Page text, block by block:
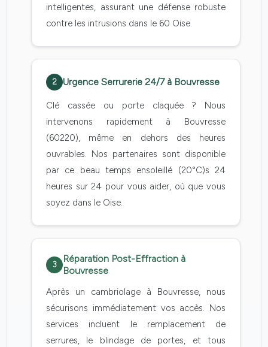
intelligentes, assurant une défense robuste
contre les intrusions dans le 60 Oise.
2 Urgence Serrurerie 24/7 à Bouvresse
Clé cassée ou porte claquée ? Nous
intervenons rapidement à Bouvresse
(60220), même en dehors des heures
ouvrables. Nos partenaires sont disponible
par ce beau temps ensoleillé (20°C)s 24
heures sur 24 pour vous aider, où que vous
soyez dans le Oise.
3
Réparation Post-Effraction à
Bouvresse
Après un cambriolage à Bouvresse, nous
sécurisons immédiatement vos accès. Nos
services incluent le remplacement de
serrures, le blindage de portes, et tous